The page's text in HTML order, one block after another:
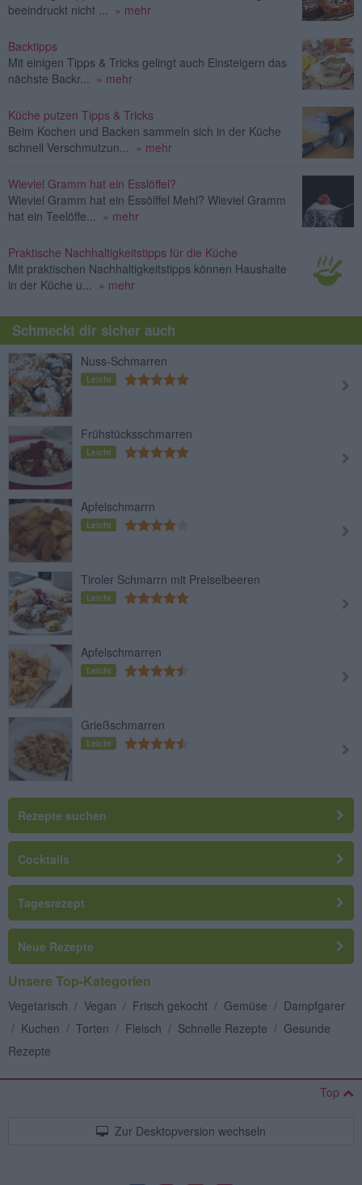
beeindruckt nicht ... » mehr
Backtipps
Mit einigen Tipps & Tricks gelingt auch Einsteigern das
nächste Backr... » mehr
Küche putzen Tipps & Tricks
Beim Kochen und Backen sammeln sich in der Küche
schnell Verschmutzun... » mehr
Wieviel Gramm hat ein Esslöffel?
Wieviel Gramm hat ein Essölffel Mehl? Wieviel Gramm
hat ein Teelöffe... » mehr
Praktische Nachhaltigkeitstipps für die Küche
Mit praktischen Nachhaltigkeitstipps können Haushalte
in der Küche u... » mehr
Schmeckt dir sicher auch
Nuss-Schmarren
Leicht
Frühstücksschmarren
Leicht
Apfelschmarrn
Leicht
Tiroler Schmarrn mit Preiselbeeren
Leicht
Apfelschmarren
Leicht
Grießschmarren
Leicht
Rezepte suchen
Cocktails
Tagesrezept
Neue Rezepte
Unsere Top-Kategorien
Vegetarisch / Vegan / Frisch gekocht / Gemüse / Dampfgarer
/ Kuchen / Torten / Fleisch / Schnelle Rezepte / Gesunde
Rezepte
Top
Zur Desktopversion wechseln